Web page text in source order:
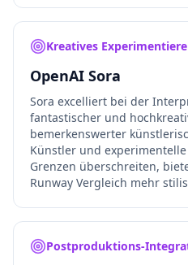
Kreatives
OpenAI Sora
Sora excelliert bei der
fantastischer und
bemerkenswerter
Künstler und
Grenzen überschreiten,
Runway Vergleich mehr
Postproduktions-